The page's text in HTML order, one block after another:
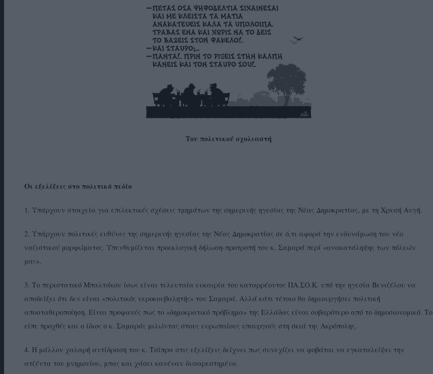
Του πολιτικού σχολιαστή
Οι εξελίξεις στο πολιτικό πεδίο
1. Υπάρχουν στοιχεία για επιλεκτικές σχέσεις τμημάτων της σημερινής ηγεσίας της Νέας Δημοκρατίας, με τη Χρυσή Αυγή.
2. Υπάρχουν πολιτικές ευθύνες της σημερινής ηγεσίας της Νέας Δημοκρατίας σε ό,τι αφορά την ενδυνάμωση του νέο
ναζιστικού μορφώματος. Υπενθυμίζεται προεκλογική δήλωση-προτροπή του κ. Σαμαρά περί «ανακατάληψης των πόλεών
μας».
3. Το περιστατικό Μπαλτάκου ίσως είναι τελευταία ευκαιρία του καταρρέοντος ΠΑ.ΣΟ.Κ. υπό την ηγεσία Βενιζέλου να
αποδείξει ότι δεν είναι «πολιτικός νεροκουβαλητής» του Σαμαρά. Αλλά κάτι τέτοιο θα δημιουργήσει πολιτική
αποσταθεροποίηση. Είναι προφανές πως το «δημοκρατικό πρόβλημα» της Ελλάδας είναι σοβαρότερο από το δημοσιονομικό. Το
είπε προχθές και ο ίδιος ο κ. Σαμαράς μιλώντας στους ευρωπαίους υπουργούς στη σκιά της Ακρόπολης.
4. Η μάλλον χαλαρή αντίδραση του κ. Τσίπρα στις εξελίξεις δείχνει πως συνεχίζει να φοβάται να εγκαταλείψει την
ατζέντα του μνημονίου, μπας και χάσει κανέναν δυσαρεστημένο.